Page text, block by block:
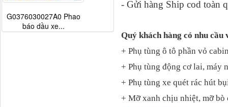
- Gửi hàng Ship cod toàn
Quý khách hàng có nhu cầu
+ Phụ tùng ô tô phần vỏ
+ Phụ tùng động cơ lai, máy
+ Phụ tùng xe quét rác hút
+ Mỡ xanh chịu nhiệt, mỡ
G0376030027A0 Phao
báo dầu xe...